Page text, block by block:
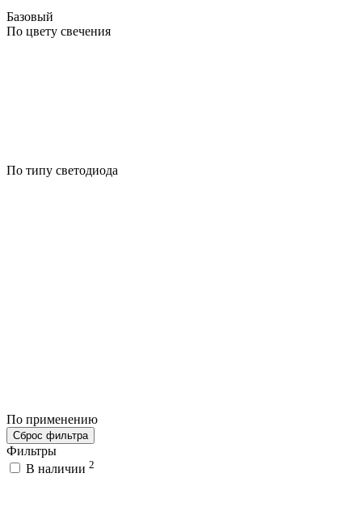
Базовый
По цвету свечения
По типу светодиода
По применению
Сброс фильтра
Фильтры
В наличии 2